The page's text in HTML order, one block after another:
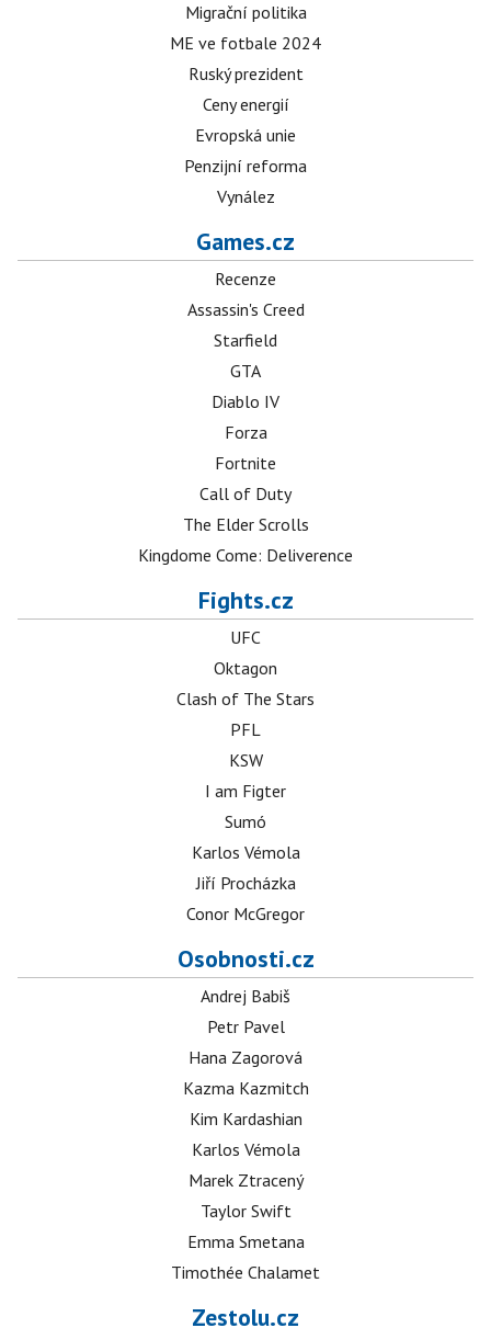
Migrační politika
ME ve fotbale 2024
Ruský prezident
Ceny energií
Evropská unie
Penzijní reforma
Vynález
Games.cz
Recenze
Assassin's Creed
Starfield
GTA
Diablo IV
Forza
Fortnite
Call of Duty
The Elder Scrolls
Kingdome Come: Deliverence
Fights.cz
UFC
Oktagon
Clash of The Stars
PFL
KSW
I am Figter
Sumó
Karlos Vémola
Jiří Procházka
Conor McGregor
Osobnosti.cz
Andrej Babiš
Petr Pavel
Hana Zagorová
Kazma Kazmitch
Kim Kardashian
Karlos Vémola
Marek Ztracený
Taylor Swift
Emma Smetana
Timothée Chalamet
Zestolu.cz